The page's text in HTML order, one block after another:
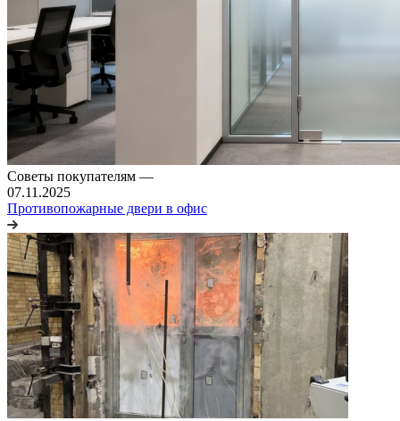
Советы покупателям —
07.11.2025
Противопожарные двери в офис